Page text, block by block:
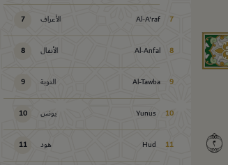
7 الأعراف Al-A'raf 7
8 الأنفال Al-Anfal 8
9 التوبة Al-Tawba 9
10 يونس Yunus 10
11 هود Hud 11
٢